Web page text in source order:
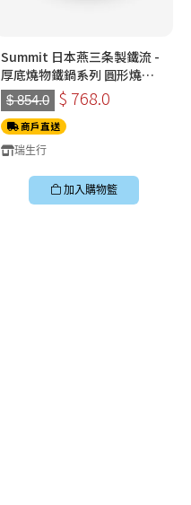
Summit 日本燕三条製鐵流 -
厚底燒物鐵鍋系列 圓形燒物
鐵板煎鍋
$ 854.0 $ 768.0
商戶直送
瑞生行
加入購物籃